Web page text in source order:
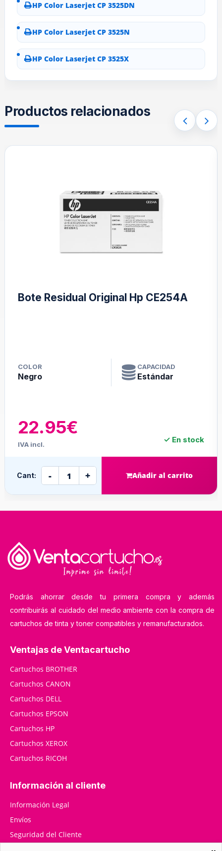
HP Color Laserjet CP 3525DN
HP Color Laserjet CP 3525N
HP Color Laserjet CP 3525X
Productos relacionados
Bote Residual Original Hp CE254A
COLOR
Negro
CAPACIDAD
Estándar
22.95€
IVA incl. ✓ En stock
Cant: - + Añadir al carrito
Podrás ahorrar desde tu primera compra y además
contribuirás al cuidado del medio ambiente con la compra de
cartuchos de tinta y toner compatibles y remanufacturados.
Ventajas de Ventacartucho
Cartuchos BROTHER
Cartuchos CANON
Cartuchos DELL
Cartuchos EPSON
Cartuchos HP
Cartuchos XEROX
Cartuchos RICOH
Información al cliente
Información Legal
Envíos
Seguridad del Cliente